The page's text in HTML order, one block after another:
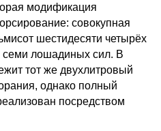
модификация
совокупная
шестидесяти четырёх
семи лошадиных сил. В
тот же двухлитровый
однако полный
посредством